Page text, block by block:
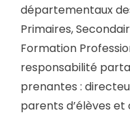
départementaux
Primaires,
Formation
responsabilité
prenantes :
parents d’élèves